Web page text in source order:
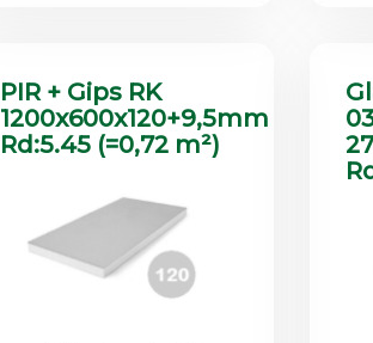
PIR + Gips RK
1200x600x120+9,5mm
Rd:5.45 (=0,72 m²)